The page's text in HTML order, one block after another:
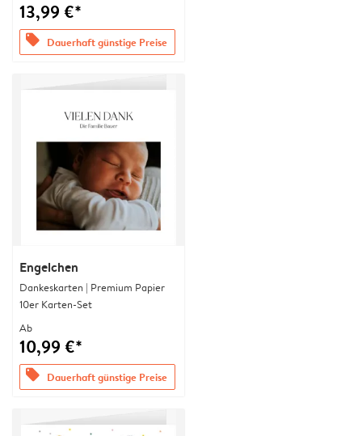
13,99 €*
offers Dauerhaft günstige Preise
Engelchen
Dankeskarten | Premium Papier
10er Karten-Set
Ab
10,99 €*
offers Dauerhaft günstige Preise